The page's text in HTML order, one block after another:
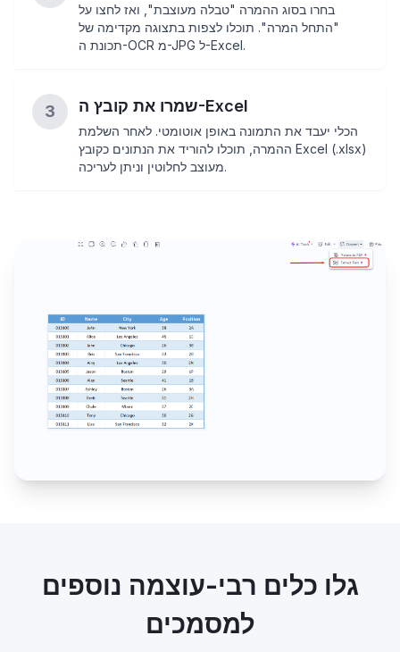
בחרו בסוג ההמרה "טבלה מעוצבת", ואז לחצו על
"התחל המרה". תוכלו לצפות בתצוגה מקדימה של
תכונת ה-OCR מ-JPG ל-Excel.
3 שמרו את קובץ ה-Excel
הכלי יעבד את התמונה באופן אוטומטי. לאחר השלמת
ההמרה, תוכלו להוריד את הנתונים כקובץ Excel (.xlsx)
מעוצב לחלוטין וניתן לעריכה.
גלו כלים רבי-עוצמה נוספים
למסמכים